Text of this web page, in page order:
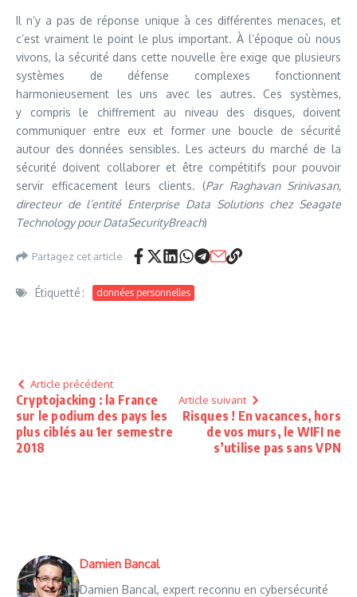
Il n’y a pas de réponse unique à ces différentes menaces, et
c’est vraiment le point le plus important. À l’époque où nous
vivons, la sécurité dans cette nouvelle ère exige que plusieurs
systèmes de défense complexes fonctionnent
harmonieusement les uns avec les autres. Ces systèmes,
y compris le chiffrement au niveau des disques, doivent
communiquer entre eux et former une boucle de sécurité
autour des données sensibles. Les acteurs du marché de la
sécurité doivent collaborer et être compétitifs pour pouvoir
servir efficacement leurs clients. (Par Raghavan Srinivasan,
directeur de l’entité Enterprise Data Solutions chez Seagate
Technology pour DataSecurityBreach)
Partagez cet article
Étiquetté : données personnelles
Article précédent
Cryptojacking : la France
sur le podium des pays les
plus ciblés au 1er semestre
2018
Article suivant
Risques ! En vacances, hors
de vos murs, le WIFI ne
s’utilise pas sans VPN
Damien Bancal
Damien Bancal, expert reconnu en cybersécurité